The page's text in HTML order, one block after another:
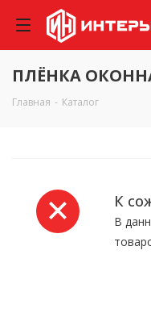
ПЛЁНКА
Главная - Каталог
К
В